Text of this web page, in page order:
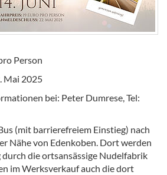
Person
Mai 2025
bei: Peter Dumrese, Tel:
(mit barrierefreiem Einstieg) nach
Nähe von Edenkoben. Dort werden
die ortsansässige Nudelfabrik
im Werksverkauf auch die dort